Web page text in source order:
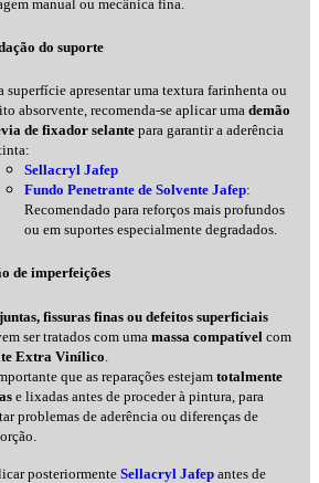
manual ou mecânica fina.
do suporte
superfície apresentar uma textura farinhenta ou
absorvente, recomenda-se aplicar uma demão
de fixador selante para garantir a aderência
Sellacryl Jafep
Fundo Penetrante de Solvente Jafep:
Recomendado para reforços mais profundos
ou em suportes especialmente degradados.
de imperfeições
juntas, fissuras finas ou defeitos superficiais
ser tratados com uma massa compatível com
Extra Vinílico
que as reparações estejam totalmente
e lixadas antes de proceder à pintura, para
problemas de aderência ou diferenças de
posteriormente Sellacryl Jafep antes de